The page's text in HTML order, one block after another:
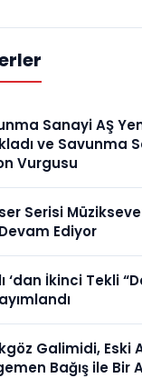
Sanayi AŞ
ve Savunma
Vurgusu
Serisi
Ediyor
‘dan İkinci Tekli
Galimidi, Eski
Bağış ile Bir